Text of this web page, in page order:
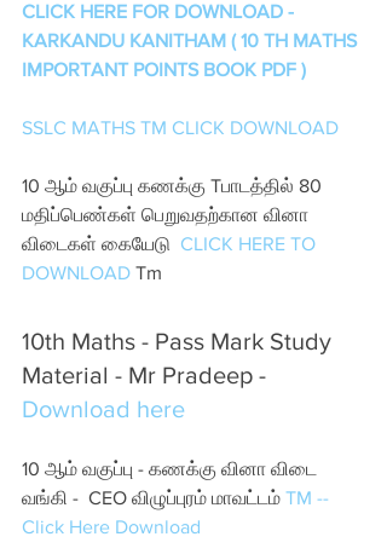
CLICK HERE FOR DOWNLOAD -
KARKANDU KANITHAM ( 10 TH MATHS
IMPORTANT POINTS BOOK PDF )
SSLC MATHS TM CLICK DOWNLOAD
10 ஆம் வகுப்பு கணக்கு Tபாடத்தில் 80
மதிப்பெண்கள் பெறுவதற்கான வினா
விடைகள் கையேடு CLICK HERE TO
DOWNLOAD Tm
10th Maths - Pass Mark Study
Material - Mr Pradeep -
Download here
10 ஆம் வகுப்பு - கணக்கு வினா விடை
வங்கி -  CEO விழுப்புரம் மாவட்டம் TM --
Click Here Download